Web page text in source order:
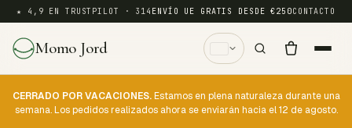
★ 4,9 EN TRUSTPILOT · 314 ENVÍO UE GRATIS DESDE €250CONTACTO
Momo Jord
CERRADO POR VACACIONES.Estamos en plena naturaleza durante una
semana. Los pedidos realizados ahora se enviarán hacia el 12 de agosto.